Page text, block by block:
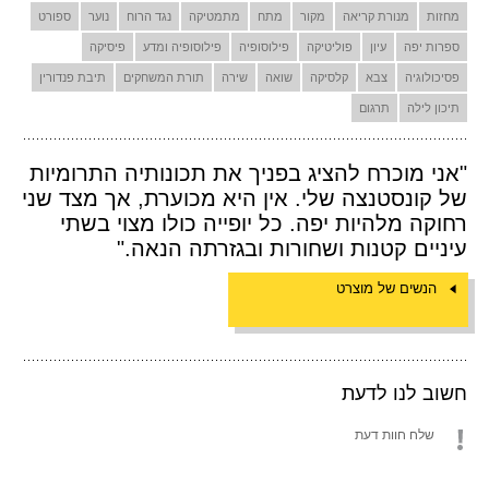
מחזות מנורת קריאה מקור מתח מתמטיקה נגד הרוח נוער ספורט
ספרות יפה עיון פוליטיקה פילוסופיה פילוסופיה ומדע פיסיקה
פסיכולוגיה צבא קלסיקה שואה שירה תורת המשחקים תיבת פנדורין
תיכון לילה תרגום
"אני מוכרח להציג בפניך את תכונותיה התרומיות
של קונסטנצה שלי. אין היא מכוערת, אך מצד שני
רחוקה מלהיות יפה. כל יופייה כולו מצוי בשתי
עיניים קטנות ושחורות ובגזרתה הנאה."
הנשים של מוצרט
חשוב לנו לדעת
שלח חוות דעת